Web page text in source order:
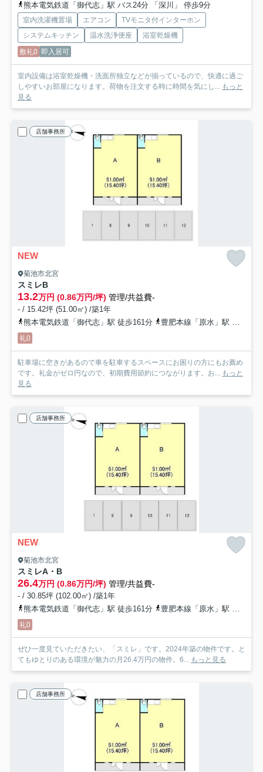
熊本電気鉄道「御代志」駅 バス24分 「深川」 停歩9分
室内洗濯機置場 エアコン
TVモニタ付インターホン
システムキッチン
温水洗浄便座
浴室乾燥機
敷礼0 即入居可
室内設備は浴室乾燥機・洗面所独立などが揃っているので、快適に過ご
しやすいお部屋になります。荷物を注文する時に時間を気にし... もっと
見る
店舗事務所
NEW
菊池市北宮
スミレB
13.2万円 (0.86万円/坪) 管理/共益費-
- / 15.42坪 (51.00㎡) /築1年
熊本電気鉄道「御代志」駅 徒歩161分
豊肥本線「原水」駅 徒歩184分
礼0
駐車場に空きがあるので車を駐車するスペースにお困りの方にもお薦め
です。礼金がゼロ円なので、初期費用節約につながります。お... もっと
見る
店舗事務所
NEW
菊池市北宮
スミレA・B
26.4万円 (0.86万円/坪) 管理/共益費-
- / 30.85坪 (102.00㎡) /築1年
熊本電気鉄道「御代志」駅 徒歩161分
豊肥本線「原水」駅 徒歩184分
礼0
ぜひ一度見ていただきたい、「スミレ」です。2024年築の物件です。と
てもゆとりのある環境が魅力の月26.4万円の物件。6... もっと見る
店舗事務所